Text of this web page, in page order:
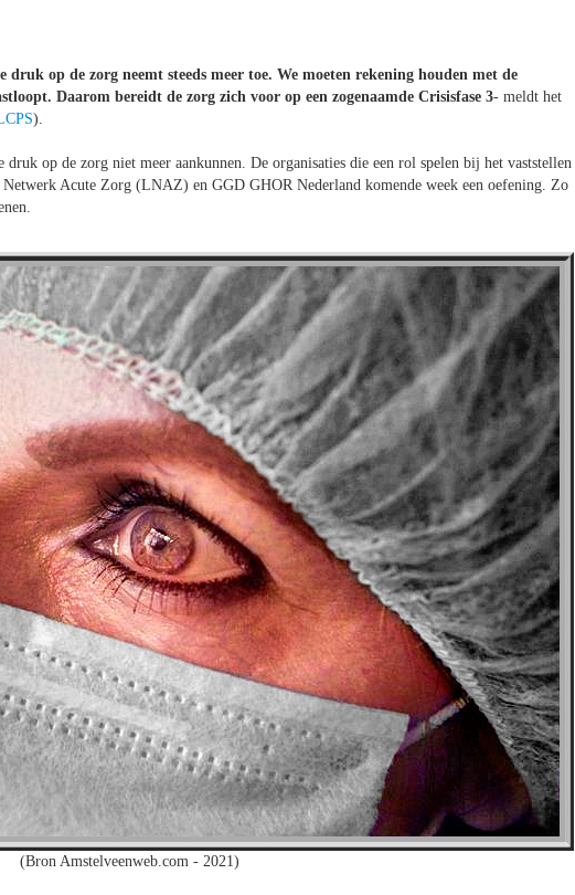
op de zorg neemt steeds meer toe. We moeten rekening houden met de
Daarom bereidt de zorg zich voor op een zogenaamde Crisisfase 3- meldt het
).
op de zorg niet meer aankunnen. De organisaties die een rol spelen bij het vaststellen
Acute Zorg (LNAZ) en GGD GHOR Nederland komende week een oefening. Zo
(Bron Amstelveenweb.com - 2021)